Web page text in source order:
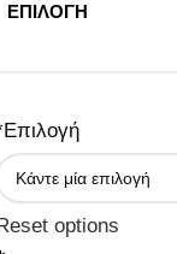
ΕΠΙΛΟΓΉ
Επιλογή
options